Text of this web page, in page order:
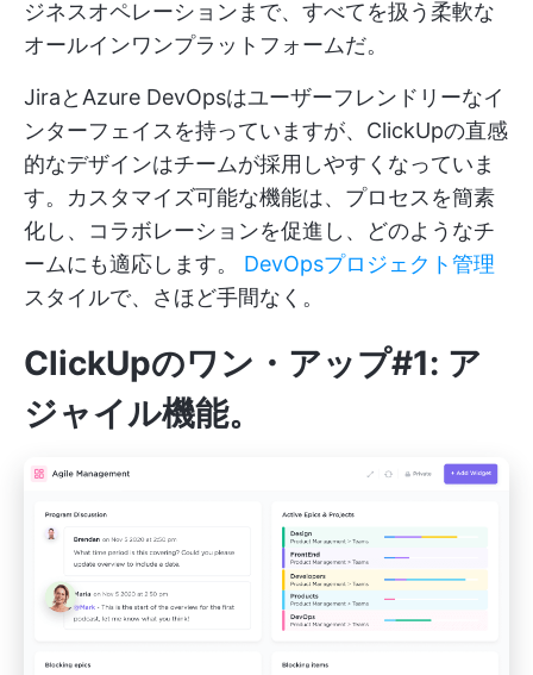
ジネスオペレーションまで、すべてを扱う柔軟な
オールインワンプラットフォームだ。
JiraとAzure DevOpsはユーザーフレンドリーなイ
ンターフェイスを持っていますが、ClickUpの直感
的なデザインはチームが採用しやすくなっていま
す。カスタマイズ可能な機能は、プロセスを簡素
化し、コラボレーションを促進し、どのようなチ
ームにも適応します。 DevOpsプロジェクト管理
スタイルで、さほど手間なく。
ClickUpのワン・アップ#1: ア
ジャイル機能。